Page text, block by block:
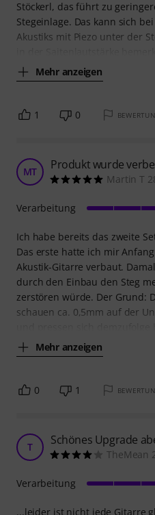
Stöckerl, das führt zu
Stegeinlage. Das kann sich
Akustiks mit Piezo unter der
Mehr anzeigen
1 0
MT Produkt wurde
Martin T
Ich habe bereits das zweite
Das erste hatte ich mir
Akustik-Gitarre verbaut.
durch den Einbau den Steg
zerstören würde. Der Grund:
schauen ca. 0,5mm auf der
Mehr anzeigen
Verarbeitung
0 1
T Schönes Upgrade
TheMean
...leider ist nicht jede Gitarre
Verarbeitung